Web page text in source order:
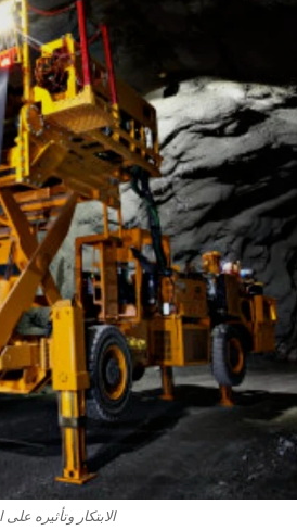
الابتكار وتأثيره